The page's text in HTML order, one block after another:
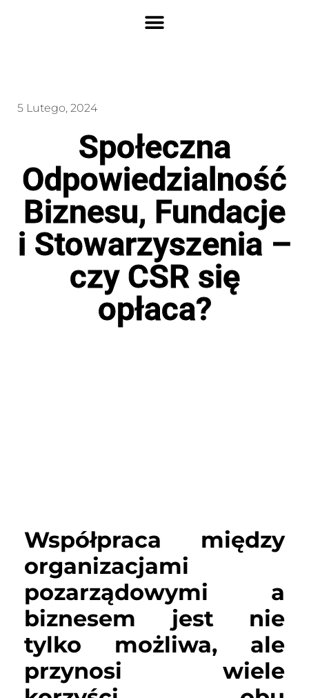
5 Lutego, 2024
Społeczna
Odpowiedzialność
Biznesu, Fundacje
i Stowarzyszenia –
czy CSR się
opłaca?
Współpraca między
organizacjami
pozarządowymi a
biznesem jest nie
tylko możliwa, ale
przynosi wiele